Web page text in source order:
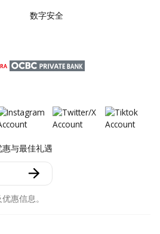
数字安全
与最佳礼遇
惠信息。